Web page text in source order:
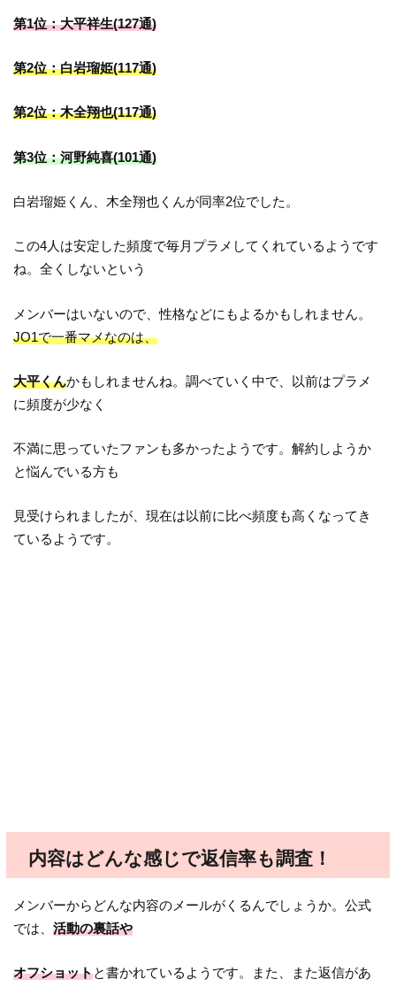
第1位：大平祥生(127通)
第2位：白岩瑠姫(117通)
第2位：木全翔也(117通)
第3位：河野純喜(101通)
白岩瑠姫くん、木全翔也くんが同率2位でした。
この4人は安定した頻度で毎月プラメしてくれているようです
ね。全くしないという
メンバーはいないので、性格などにもよるかもしれません。
JO1で一番マメなのは、
大平くんかもしれませんね。調べていく中で、以前はプラメ
に頻度が少なく
不満に思っていたファンも多かったようです。解約しようか
と悩んでいる方も
見受けられましたが、現在は以前に比べ頻度も高くなってき
ているようです。
内容はどんな感じで返信率も調査！
メンバーからどんな内容のメールがくるんでしょうか。公式
では、活動の裏話や
オフショットと書かれているようです。また、また返信があ